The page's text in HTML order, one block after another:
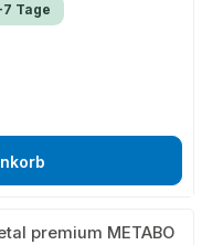
Tage